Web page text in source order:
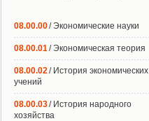
08.00.00/ Экономические науки
08.00.01/ Экономическая теория
08.00.02/ История экономических
учений
08.00.03/ История народного
хозяйства